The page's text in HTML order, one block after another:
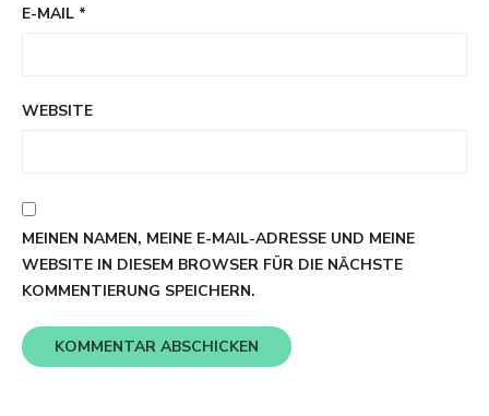
E-MAIL *
WEBSITE
MEINEN NAMEN, MEINE E-MAIL-ADRESSE UND MEINE
WEBSITE IN DIESEM BROWSER FÜR DIE NÄCHSTE
KOMMENTIERUNG SPEICHERN.